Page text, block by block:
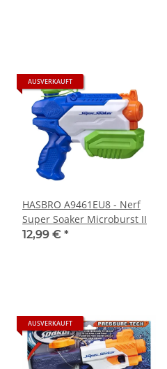
AUSVERKAUFT
HASBRO A9461EU8 - Nerf
Super Soaker Microburst II
12,99 € *
AUSVERKAUFT